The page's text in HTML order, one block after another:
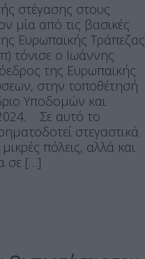
στέγασης στους
μία από τις βασικές
Ευρωπαϊκής Τράπεζας
τόνισε ο Ιωάννης
της Ευρωπαϊκής
στην τοποθέτησή
Υποδομών και
Σε αυτό το
στεγαστικά
πόλεις, αλλά και
σε […]